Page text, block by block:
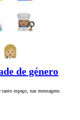
de género
espaço, nas mensagens